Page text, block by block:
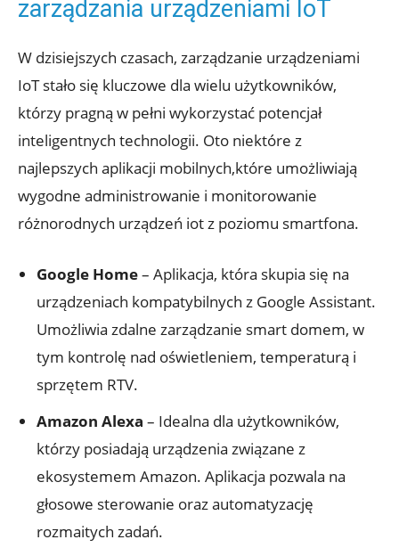
zarządzania urządzeniami IoT
W dzisiejszych czasach, zarządzanie urządzeniami
IoT stało się kluczowe dla wielu użytkowników,
którzy pragną w pełni wykorzystać potencjał
inteligentnych technologii. Oto niektóre z
najlepszych aplikacji mobilnych,które umożliwiają
wygodne administrowanie i monitorowanie
różnorodnych urządzeń iot z poziomu smartfona.
Google Home– Aplikacja, która skupia się na
urządzeniach kompatybilnych z Google Assistant.
Umożliwia zdalne zarządzanie smart domem, w
tym kontrolę nad oświetleniem, temperaturą i
sprzętem RTV.
Amazon Alexa – Idealna dla użytkowników,
którzy posiadają urządzenia związane z
ekosystemem Amazon. Aplikacja pozwala na
głosowe sterowanie oraz automatyzację
rozmaitych zadań.